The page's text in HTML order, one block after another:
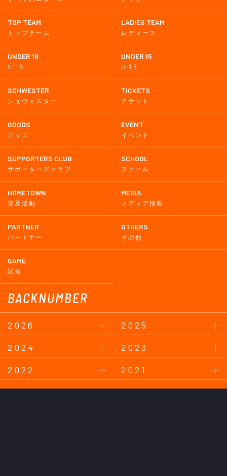
TOP TEAM
トップチーム
LADIES TEAM
レディース
UNDER 18
U-18
UNDER 15
U-15
SCHWESTER
シュヴェスター
TICKETS
チケット
GOODS
グッズ
EVENT
イベント
SUPPORTERS CLUB
サポーターズクラブ
SCHOOL
スクール
HOMETOWN
普及活動
MEDIA
メディア情報
PARTNER
パートナー
OTHERS
その他
GAME
試合
BACKNUMBER
2026
2025
2024
2023
2022
2021
2020
2019